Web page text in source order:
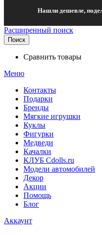
Нашли дешевле,
Расширенный поиск
Поиск
Сравнить товары
Меню
Контакты
Подарки
Бренды
Мягкие игрушки
Куклы
Фигурки
Медведи
Качалки
КЛУБ Cdolls.ru
Модели автомобилей
Декор
Акции
Помощь
Блог
Аккаунт